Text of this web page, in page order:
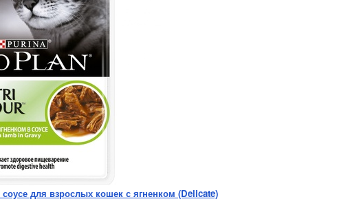
для взрослых кошек с ягненком (Delicate)